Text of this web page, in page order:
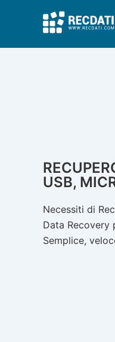
USB,
Necessiti di
Data
Semplice,